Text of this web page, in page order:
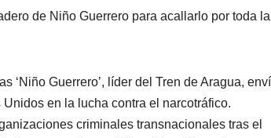
de Niño Guerrero para acallarlo por toda la
‘Niño Guerrero’, líder del Tren de Aragua,
en la lucha contra el narcotráfico.
criminales transnacionales tras el